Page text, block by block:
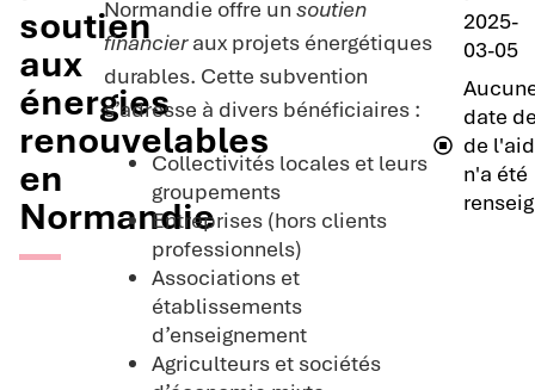
soutien
aux
énergies
renouvelables
en
Normandie
Normandie offre un soutien
financieraux projets énergétiques
durables. Cette subvention
s’adresse à divers bénéficiaires :
Collectivités locales et leurs
groupements
Entreprises (hors clients
professionnels)
Associations et
établissements
d’enseignement
Agriculteurs et sociétés
2025-
03-05
date
de
n'a été